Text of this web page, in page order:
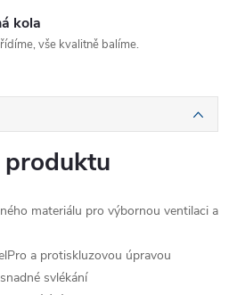
kola
vše kvalitně balíme.
materiálu pro výbornou ventilaci a
a protiskluzovou úpravou
svlékání